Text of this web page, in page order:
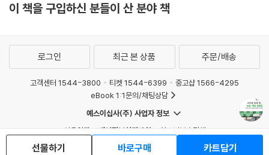
이 책을 구입하신 분들이 산 분야 책
선물하기 바로구매 카트담기
로그인 최근 본 상품 주문/배송
고객센터 1544-3800 티켓 1544-6399
중고샵 1566-4295
eBook 1:1문의/채팅상담
예스이십사(주) 사업자 정보
이용약관
개인정보처리방침
청소년보호정책
회사소개
거래처관계자께